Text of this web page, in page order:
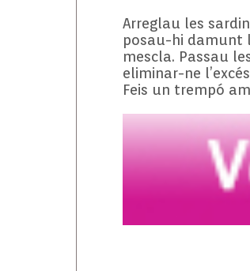
Arreglau les
posau-hi damunt
mescla. Passau
eliminar-ne
Feis un trempó